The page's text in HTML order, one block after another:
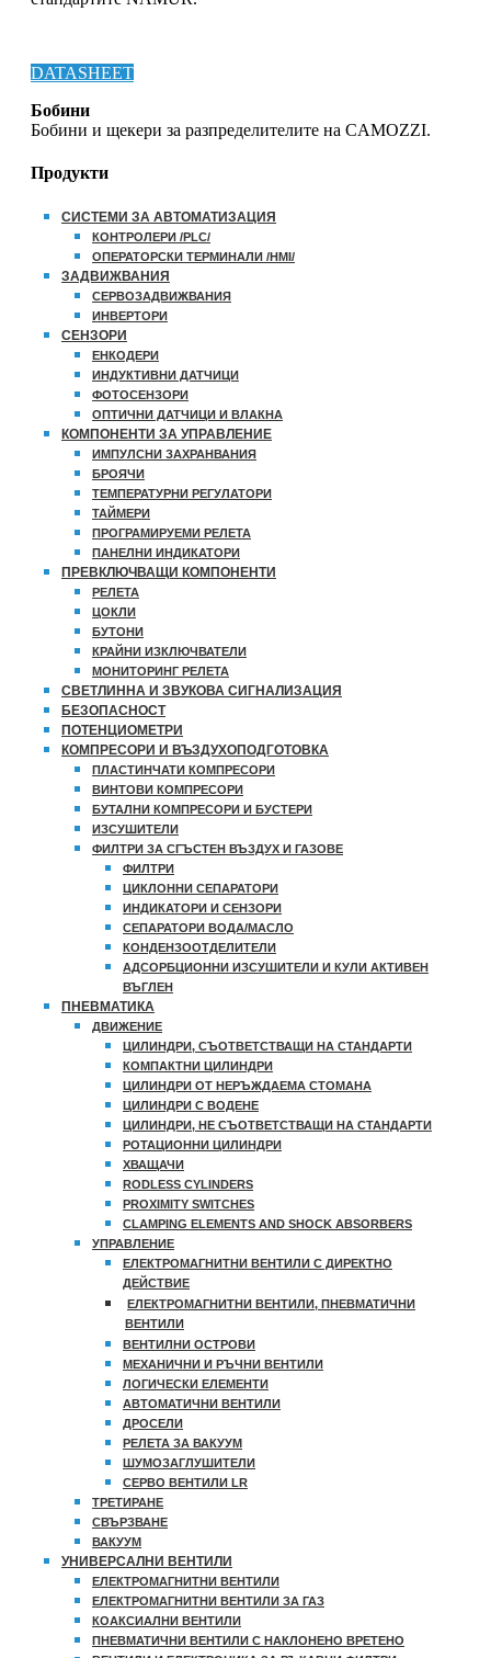
DATASHEET
Бобини
Бобини и щекери за разпределителите на CAMOZZI.
Продукти
СИСТЕМИ ЗА АВТОМАТИЗАЦИЯ
КОНТРОЛЕРИ /PLC/
ОПЕРАТОРСКИ ТЕРМИНАЛИ /HMI/
ЗАДВИЖВАНИЯ
СЕРВОЗАДВИЖВАНИЯ
ИНВЕРТОРИ
СЕНЗОРИ
ЕНКОДЕРИ
ИНДУКТИВНИ ДАТЧИЦИ
ФОТОСЕНЗОРИ
ОПТИЧНИ ДАТЧИЦИ И ВЛАКНА
КОМПОНЕНТИ ЗА УПРАВЛЕНИЕ
ИМПУЛСНИ ЗАХРАНВАНИЯ
БРОЯЧИ
ТЕМПЕРАТУРНИ РЕГУЛАТОРИ
ТАЙМЕРИ
ПРОГРАМИРУЕМИ РЕЛЕТА
ПАНЕЛНИ ИНДИКАТОРИ
ПРЕВКЛЮЧВАЩИ КОМПОНЕНТИ
РЕЛЕТА
ЦОКЛИ
БУТОНИ
КРАЙНИ ИЗКЛЮЧВАТЕЛИ
МОНИТОРИНГ РЕЛЕТА
СВЕТЛИННА И ЗВУКОВА СИГНАЛИЗАЦИЯ
БЕЗОПАСНОСТ
ПОТЕНЦИОМЕТРИ
КОМПРЕСОРИ И ВЪЗДУХОПОДГОТОВКА
ПЛАСТИНЧАТИ КОМПРЕСОРИ
ВИНТОВИ КОМПРЕСОРИ
БУТАЛНИ КОМПРЕСОРИ И БУСТЕРИ
ИЗСУШИТЕЛИ
ФИЛТРИ ЗА СГЪСТЕН ВЪЗДУХ И ГАЗОВЕ
ФИЛТРИ
ЦИКЛОННИ СЕПАРАТОРИ
ИНДИКАТОРИ И СЕНЗОРИ
СЕПАРАТОРИ ВОДА/МАСЛО
КОНДЕНЗООТДЕЛИТЕЛИ
АДСОРБЦИОННИ ИЗСУШИТЕЛИ И КУЛИ АКТИВЕН
ВЪГЛЕН
ПНЕВМАТИКА
ДВИЖЕНИЕ
ЦИЛИНДРИ, СЪОТВЕТСТВАЩИ НА СТАНДАРТИ
КОМПАКТНИ ЦИЛИНДРИ
ЦИЛИНДРИ ОТ НЕРЪЖДАЕМА СТОМАНА
ЦИЛИНДРИ С ВОДЕНЕ
ЦИЛИНДРИ, НЕ СЪОТВЕТСТВАЩИ НА СТАНДАРТИ
РОТАЦИОННИ ЦИЛИНДРИ
ХВАЩАЧИ
RODLESS CYLINDERS
PROXIMITY SWITCHES
CLAMPING ELEMENTS AND SHOCK ABSORBERS
УПРАВЛЕНИЕ
ЕЛЕКТРОМАГНИТНИ ВЕНТИЛИ С ДИРЕКТНО
ДЕЙСТВИЕ
ЕЛЕКТРОМАГНИТНИ ВЕНТИЛИ, ПНЕВМАТИЧНИ
ВЕНТИЛИ
ВЕНТИЛНИ ОСТРОВИ
МЕХАНИЧНИ И РЪЧНИ ВЕНТИЛИ
ЛОГИЧЕСКИ ЕЛЕМЕНТИ
АВТОМАТИЧНИ ВЕНТИЛИ
ДРОСЕЛИ
РЕЛЕТА ЗА ВАКУУМ
ШУМОЗАГЛУШИТЕЛИ
СЕРВО ВЕНТИЛИ LR
ТРЕТИРАНЕ
СВЪРЗВАНЕ
ВАКУУМ
УНИВЕРСАЛНИ ВЕНТИЛИ
ЕЛЕКТРОМАГНИТНИ ВЕНТИЛИ
ЕЛЕКТРОМАГНИТНИ ВЕНТИЛИ ЗА ГАЗ
КОАКСИАЛНИ ВЕНТИЛИ
ПНЕВМАТИЧНИ ВЕНТИЛИ С НАКЛОНЕНО ВРЕТЕНО